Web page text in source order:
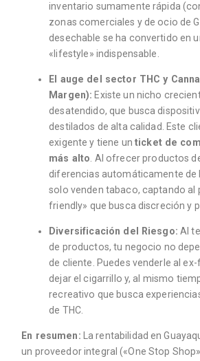
inventario sumamente rápida
zonas comerciales y de ocio de
desechable se ha convertido en
«lifestyle» indispensable.
El auge del sector THC y
Margen): Existe un nicho
desatendido, que busca
destilados de alta calidad. Este
exigente y tiene un ticket de
más alto. Al ofrecer productos
diferencias automáticamente de
solo venden tabaco, captando al
friendly» que busca discreción y
Diversificación del Riesgo: Al
de productos, tu negocio no
de cliente. Puedes venderle al
dejar el cigarrillo y, al mismo
recreativo que busca
de THC.
En resumen: La rentabilidad en
un proveedor integral («One Stop